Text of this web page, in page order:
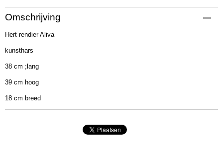
Productcode
2002392
EAN code
40 x 20 x 40 cm
Omschrijving
Hert rendier Aliva
kunsthars
38 cm ;lang
39 cm hoog
18 cm breed